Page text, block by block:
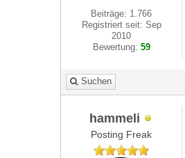
Beiträge: 1.766
Registriert seit: Sep
2010
Bewertung: 59
Suchen
hammeli
Posting Freak